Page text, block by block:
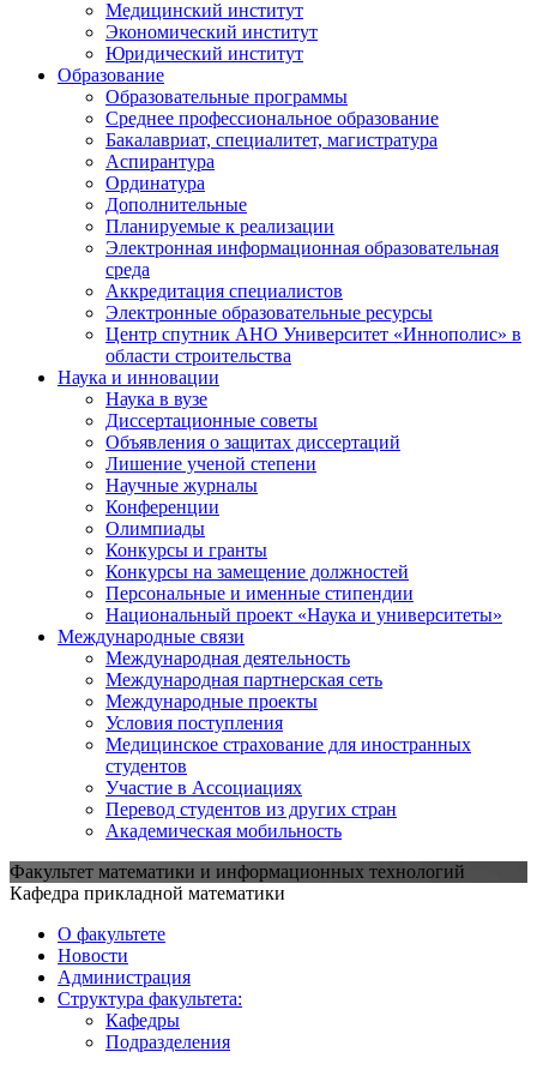
Медицинский институт
Экономический институт
Юридический институт
Образование
Образовательные программы
Среднее профессиональное образование
Бакалавриат, специалитет, магистратура
Аспирантура
Ординатура
Дополнительные
Планируемые к реализации
Электронная информационная образовательная
среда
Аккредитация специалистов
Электронные образовательные ресурсы
Центр спутник АНО Университет «Иннополис» в
области строительства
Наука и инновации
Наука в вузе
Диссертационные советы
Объявления о защитах диссертаций
Лишение ученой степени
Научные журналы
Конференции
Олимпиады
Конкурсы и гранты
Конкурсы на замещение должностей
Персональные и именные стипендии
Национальный проект «Наука и университеты»
Международные связи
Международная деятельность
Международная партнерская сеть
Международные проекты
Условия поступления
Медицинское страхование для иностранных
студентов
Участие в Ассоциациях
Перевод студентов из других стран
Академическая мобильность
Факультет математики и информационных технологий
Кафедра прикладной математики
О факультете
Новости
Администрация
Структура факультета:
Кафедры
Подразделения